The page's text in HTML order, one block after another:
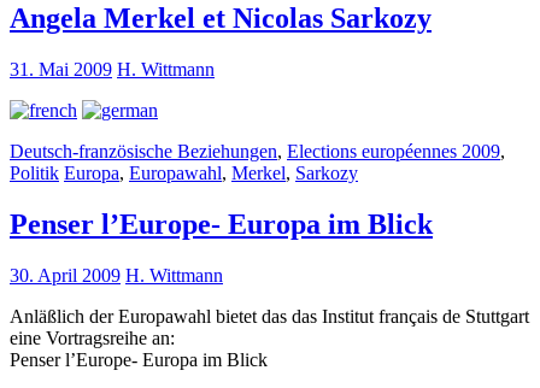
Angela Merkel et Nicolas Sarkozy
31. Mai 2009 H. Wittmann
Deutsch-französische Beziehungen, Elections européennes 2009,
Politik Europa, Europawahl, Merkel, Sarkozy
Penser l’Europe- Europa im Blick
30. April 2009 H. Wittmann
Anläßlich der Europawahl bietet das das Institut français de Stuttgart
eine Vortragsreihe an:
Penser l’Europe- Europa im Blick